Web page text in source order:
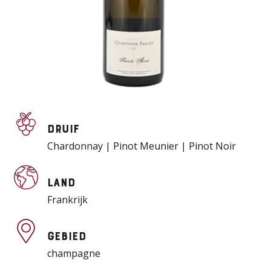
Druif
Chardonnay | Pinot Meunier | Pinot Noir
Land
Frankrijk
Gebied
champagne